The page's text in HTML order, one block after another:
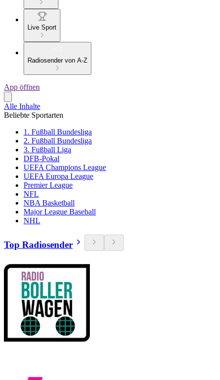
Live Sport
Radiosender von A-Z
App öffnen
Alle Inhalte
Beliebte Sportarten
1. Fußball Bundesliga
2. Fußball Bundesliga
3. Fußball Liga
DFB-Pokal
UEFA Champions League
UEFA Europa League
Premier League
NFL
NBA Basketball
Major League Baseball
NHL
Top Radiosender